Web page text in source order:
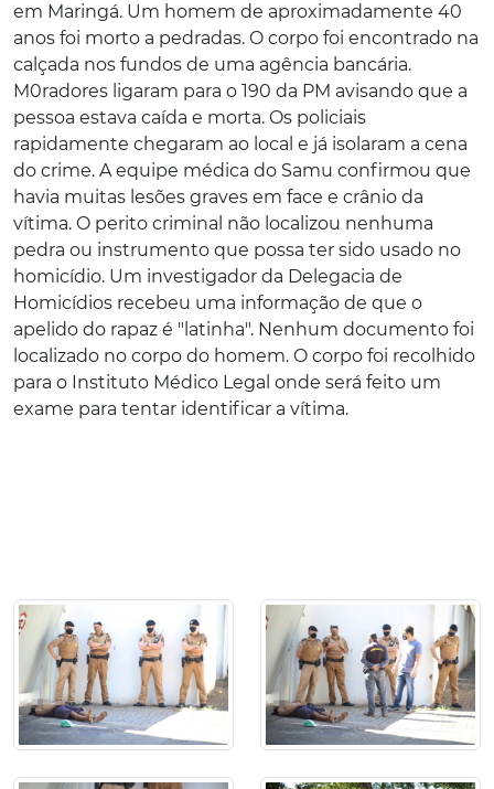
em Maringá. Um homem de aproximadamente 40
anos foi morto a pedradas. O corpo foi encontrado na
calçada nos fundos de uma agência bancária.
M0radores ligaram para o 190 da PM avisando que a
pessoa estava caída e morta. Os policiais
rapidamente chegaram ao local e já isolaram a cena
do crime. A equipe médica do Samu confirmou que
havia muitas lesões graves em face e crânio da
vítima. O perito criminal não localizou nenhuma
pedra ou instrumento que possa ter sido usado no
homicídio. Um investigador da Delegacia de
Homicídios recebeu uma informação de que o
apelido do rapaz é "latinha". Nenhum documento foi
localizado no corpo do homem. O corpo foi recolhido
para o Instituto Médico Legal onde será feito um
exame para tentar identificar a vítima.